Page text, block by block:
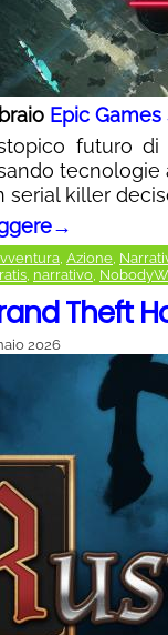
Epic Games
futuro di
serial killer
→
, Azione,
, narrativo,
Theft
2026